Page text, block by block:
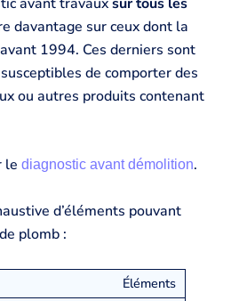
davantage sur ceux dont la
1994. Ces derniers sont
de comporter des
ou autres produits contenant
le diagnostic avant démolition.
d’éléments pouvant
plomb :
Éléments